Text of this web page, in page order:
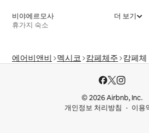
비야에르모사
휴가지 숙소
더 보기
에어비앤비 멕시코 캄페체주 캄페체
© 2026 Airbnb, Inc.
개인정보 처리방침
이용